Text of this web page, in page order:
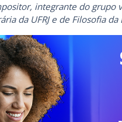
integrante do grupo
da UFRJ e de Filosofia da